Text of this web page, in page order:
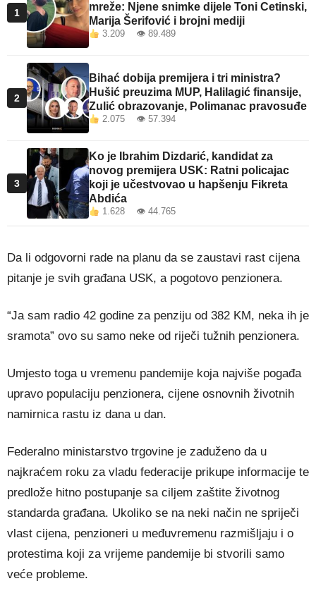
1
mreže: Njene snimke dijele Toni Cetinski,
Marija Šerifović i brojni mediji
3.209 👁 89.489
2
Bihać dobija premijera i tri ministra?
Hušić preuzima MUP, Halilagić finansije,
Zulić obrazovanje, Polimanac pravosuđe
2.075 👁 57.394
3
Ko je Ibrahim Dizdarić, kandidat za
novog premijera USK: Ratni policajac
koji je učestvovao u hapšenju Fikreta
Abdića
1.628 👁 44.765
Da li odgovorni rade na planu da se zaustavi rast cijena
pitanje je svih građana USK, a pogotovo penzionera.
“Ja sam radio 42 godine za penziju od 382 KM, neka ih je
sramota” ovo su samo neke od riječi tužnih penzionera.
Umjesto toga u vremenu pandemije koja najviše pogađa
upravo populaciju penzionera, cijene osnovnih životnih
namirnica rastu iz dana u dan.
Federalno ministarstvo trgovine je zaduženo da u
najkraćem roku za vladu federacije prikupe informacije te
predlože hitno postupanje sa ciljem zaštite životnog
standarda građana. Ukoliko se na neki način ne spriječi
vlast cijena, penzioneri u međuvremenu razmišljaju i o
protestima koji za vrijeme pandemije bi stvorili samo
veće probleme.